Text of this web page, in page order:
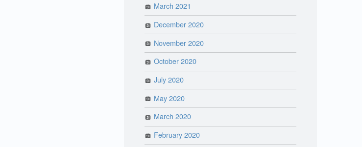
March 2021
December 2020
November 2020
October 2020
July 2020
May 2020
March 2020
February 2020